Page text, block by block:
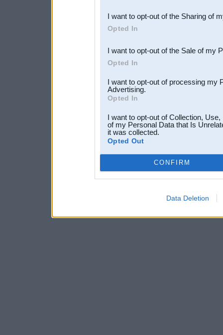
Downstream Participants
third parties.
I want to opt-out of the Sharing of
Opted In
I want to opt-out of the Sale of my
Opted In
I want to opt-out of processing my
Advertising.
Opted In
I want to opt-out of Collection,
of my Personal Data that Is
it was collected.
Opted Out
CONFIRM
Data Deletion